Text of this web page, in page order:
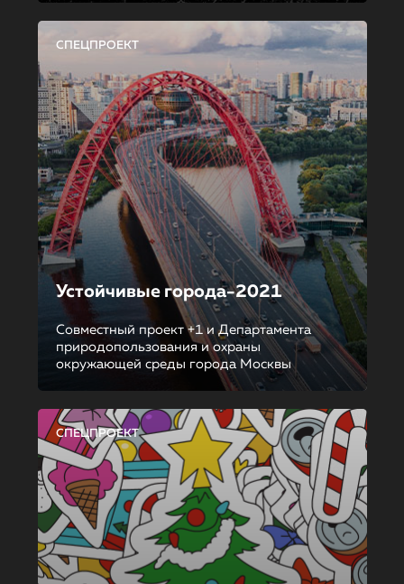
СПЕЦПРОЕКТ
Устойчивые города-2021
Совместный проект +1 и Департамента
природопользования и охраны
окружающей среды города Москвы
СПЕЦПРОЕКТ